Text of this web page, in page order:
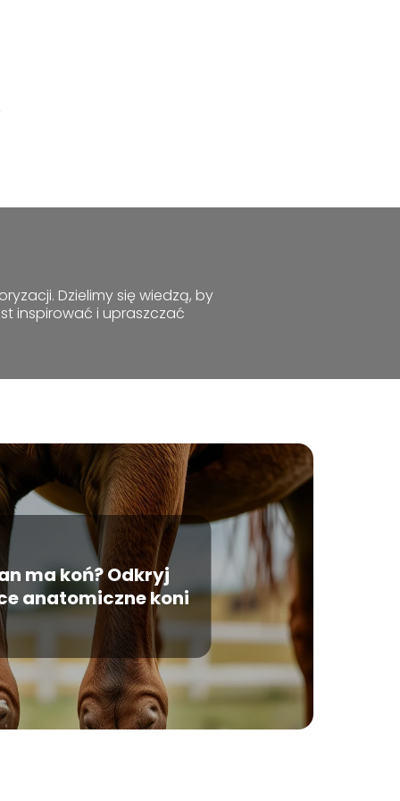
Dzielimy się wiedzą, by
inspirować i upraszczać
ma koń? Odkryj
anatomiczne koni